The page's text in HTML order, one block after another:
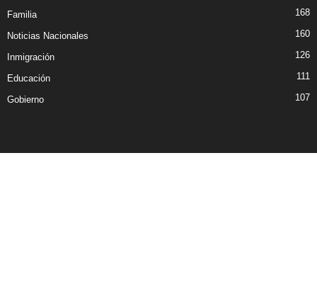
Familia 168
Noticias Nacionales 160
Inmigración 126
Educación 111
Gobierno 107